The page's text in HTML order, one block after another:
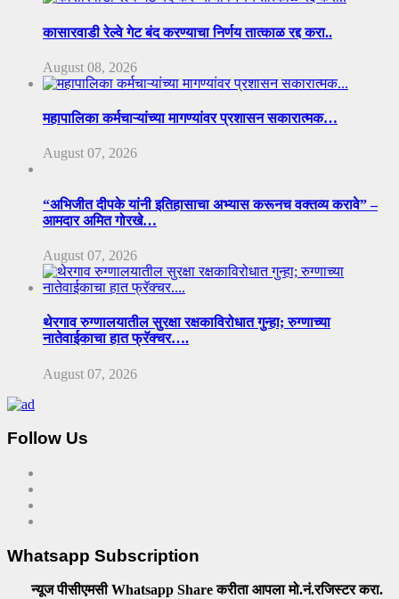
कासारवाडी रेल्वे गेट बंद करण्याचा निर्णय तात्काळ रद्द करा..
August 08, 2026
महापालिका कर्मचाऱ्यांच्या मागण्यांवर प्रशासन सकारात्मक…
August 07, 2026
“अभिजीत दीपके यांनी इतिहासाचा अभ्यास करूनच वक्तव्य करावे” –
आमदार अमित गोरखे…
August 07, 2026
थेरगाव रुग्णालयातील सुरक्षा रक्षकाविरोधात गुन्हा; रुग्णाच्या
नातेवाईकाचा हात फ्रॅक्चर….
August 07, 2026
Follow Us
Whatsapp Subscription
न्यूज पीसीएमसी Whatsapp Share करीता आपला मो.नं.रजिस्टर करा.